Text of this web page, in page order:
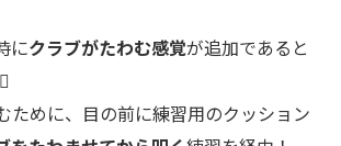
にクラブがたわむ感覚が追加であると
ために、目の前に練習用のクッション